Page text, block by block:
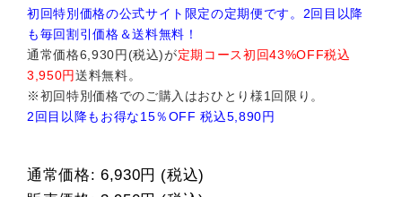
初回特別価格の公式サイト限定の定期便です。2回目以降
も毎回割引価格＆送料無料！
通常価格6,930円(税込)が定期コース初回43%OFF税込
3,950円送料無料。
※初回特別価格でのご購入はおひとり様1回限り。
2回目以降もお得な15％OFF 税込5,890円
通常価格: 6,930円 (税込)